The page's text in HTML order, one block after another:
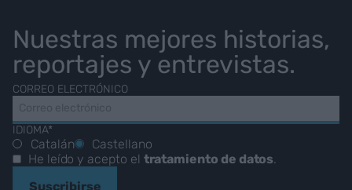
Nuestras mejores historias,
reportajes y entrevistas.
CORREO ELECTRÓNICO
IDIOMA*
Catalán
Castellano
He leído y acepto el tratamiento de datos.
Suscribirse